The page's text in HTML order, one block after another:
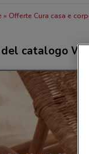
Offerte Cura casa e
catalogo